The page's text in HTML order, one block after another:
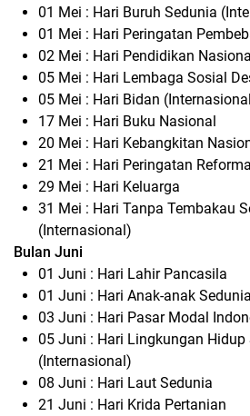
01 Mei : Hari Buruh Sedunia
01 Mei : Hari Peringatan
02 Mei : Hari Pendidikan
05 Mei : Hari Lembaga Sosial
05 Mei : Hari Bidan
17 Mei : Hari Buku Nasional
20 Mei : Hari Kebangkitan
21 Mei : Hari Peringatan
29 Mei : Hari Keluarga
31 Mei : Hari Tanpa Tembakau
(Internasional)
Bulan Juni
01 Juni : Hari Lahir Pancasila
01 Juni : Hari Anak-anak
03 Juni : Hari Pasar Modal
05 Juni : Hari Lingkungan Hidup
(Internasional)
08 Juni : Hari Laut Sedunia
21 Juni : Hari Krida Pertanian